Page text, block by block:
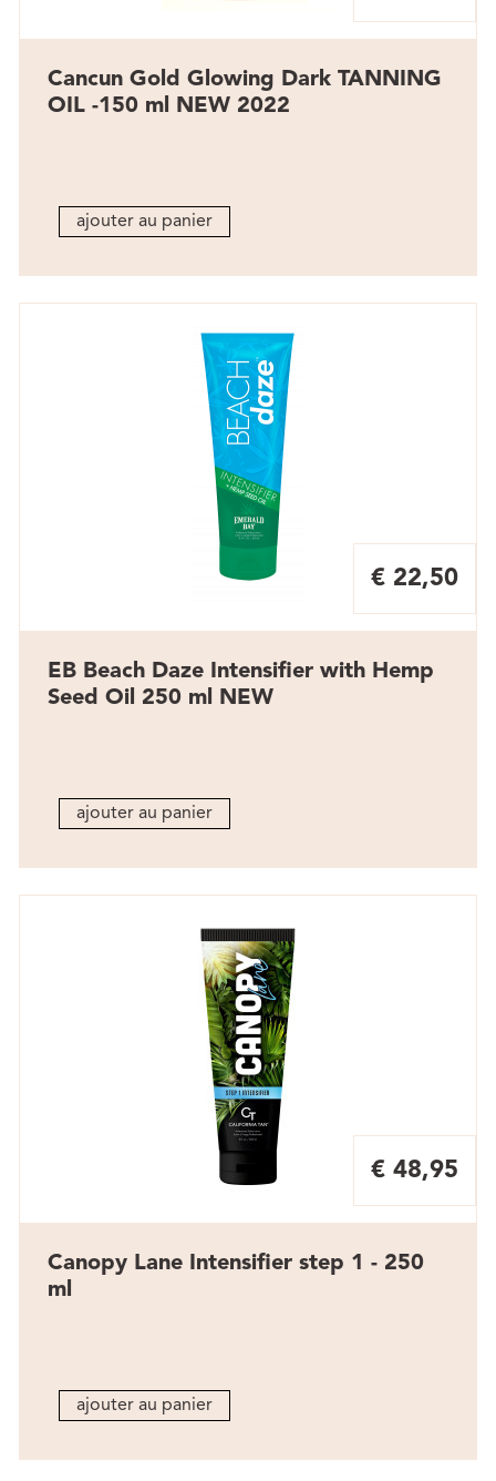
Cancun Gold Glowing Dark TANNING
OIL -150 ml NEW 2022
ajouter au panier
€ 22,50
EB Beach Daze Intensifier with Hemp
Seed Oil 250 ml NEW
ajouter au panier
€ 48,95
Canopy Lane Intensifier step 1 - 250
ml
ajouter au panier